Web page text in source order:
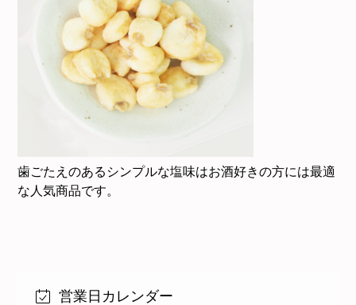
歯ごたえのあるシンプルな塩味はお酒好きの方には最適
な人気商品です。
営業日カレンダー